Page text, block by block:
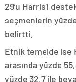
29’u Harris’i
seçmenlerin
belirtti.
Etnik temelde ise
arasında yüzde
yüzde 32,7 ile